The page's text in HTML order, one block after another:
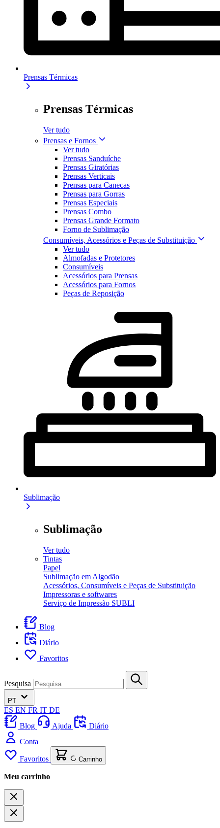
Prensas Térmicas
Prensas Térmicas
Ver tudo
Prensas e Fornos
Ver tudo
Prensas Sanduíche
Prensas Giratórias
Prensas Verticais
Prensas para Canecas
Prensas para Gorras
Prensas Especiais
Prensas Combo
Prensas Grande Formato
Forno de Sublimação
Consumíveis, Acessórios e Peças de Substituição
Ver tudo
Almofadas e Protetores
Consumíveis
Acessórios para Prensas
Acessórios para Fornos
Peças de Reposição
Sublimação
Sublimação
Ver tudo
Tintas
Papel
Sublimação em Algodão
Acessórios, Consumíveis e Peças de Substituição
Impressoras e softwares
Serviço de Impressão SUBLI
Blog
Diário
Favoritos
Pesquisa
PT
ES EN FR IT DE
Blog
Ajuda
Diário
Conta
Favoritos Carrinho
Meu carrinho